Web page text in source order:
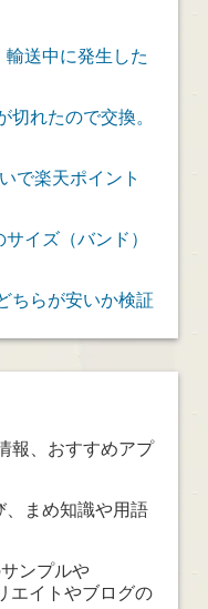
送中に発生した
れたので交換。
で楽天ポイント
イズ（バンド）
ちらが安いか検証
報、おすすめアプ
まめ知識や用語
ンプルや
エイトやブログの